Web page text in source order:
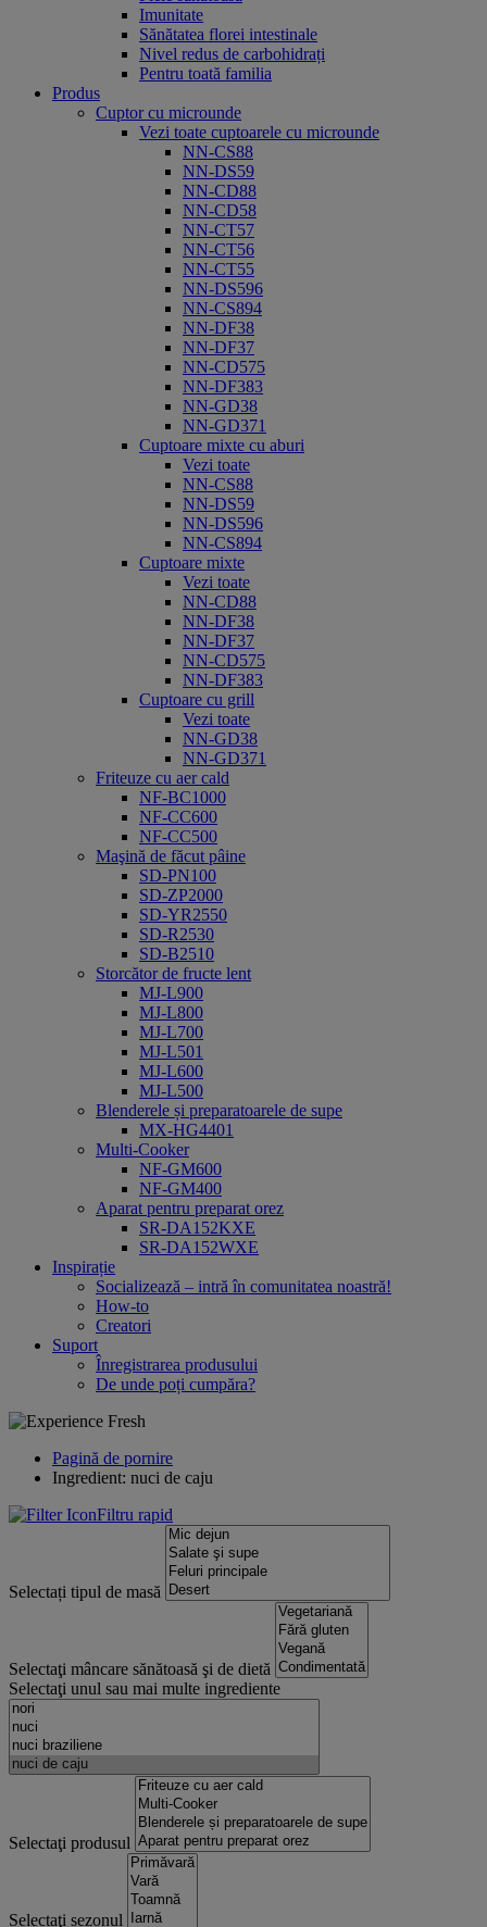
Imunitate
Sănătatea florei intestinale
Nivel redus de carbohidrați
Pentru toată familia
Produs
Cuptor cu microunde
Vezi toate cuptoarele cu microunde
NN-CS88
NN-DS59
NN-CD88
NN-CD58
NN-CT57
NN-CT56
NN-CT55
NN-DS596
NN-CS894
NN-DF38
NN-DF37
NN-CD575
NN-DF383
NN-GD38
NN-GD371
Cuptoare mixte cu aburi
Vezi toate
NN-CS88
NN-DS59
NN-DS596
NN-CS894
Cuptoare mixte
Vezi toate
NN-CD88
NN-DF38
NN-DF37
NN-CD575
NN-DF383
Cuptoare cu grill
Vezi toate
NN-GD38
NN-GD371
Friteuze cu aer cald
NF-BC1000
NF-CC600
NF-CC500
Maşină de făcut pâine
SD-PN100
SD-ZP2000
SD-YR2550
SD-R2530
SD-B2510
Storcător de fructe lent
MJ-L900
MJ-L800
MJ-L700
MJ-L501
MJ-L600
MJ-L500
Blenderele și preparatoarele de supe
MX-HG4401
Multi-Cooker
NF-GM600
NF-GM400
Aparat pentru preparat orez
SR-DA152KXE
SR-DA152WXE
Inspirație
Socializează – intră în comunitatea noastră!
How-to
Creatori
Suport
Înregistrarea produsului
De unde poți cumpăra?
Pagină de pornire
Ingredient: nuci de caju
Filtru rapid
Selectați tipul de masă
Selectaţi mâncare sănătoasă şi de dietă
Selectaţi unul sau mai multe ingrediente
Selectaţi produsul
Selectaţi sezonul